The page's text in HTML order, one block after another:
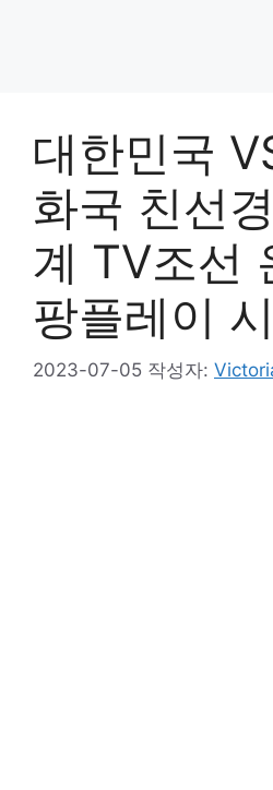
대한민국
화국 친선
계 TV조선
팡플레이
2023-07-05 작성자: